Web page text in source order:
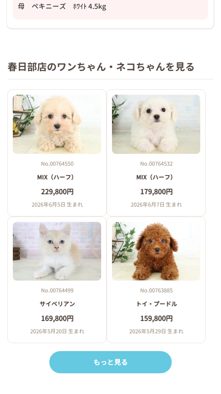
母 ペキニーズ ﾎﾜｲﾄ 4.5kg
春日部店のワンちゃん・ネコちゃんを見る
No.00764550
MIX（ハーフ）
229,800円
2026年6月5日 生まれ
No.00764532
MIX（ハーフ）
179,800円
2026年6月7日 生まれ
No.00764499
サイベリアン
169,800円
2026年5月20日 生まれ
No.00763885
トイ・プードル
159,800円
2026年5月29日 生まれ
もっと見る